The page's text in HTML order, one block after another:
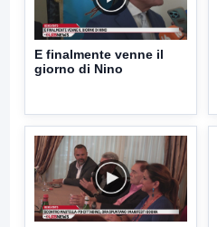
E finalmente venne il
giorno di Nino